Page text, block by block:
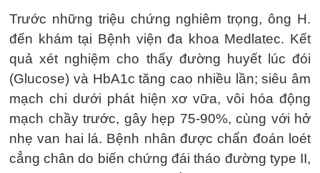
Trước những triệu chứng nghiêm trọng, ông H.
đến khám tại Bệnh viện đa khoa Medlatec. Kết
quả xét nghiệm cho thấy đường huyết lúc đói
(Glucose) và HbA1c tăng cao nhiều lần; siêu âm
mạch chi dưới phát hiện xơ vữa, vôi hóa động
mạch chầy trước, gây hẹp 75-90%, cùng với hở
nhẹ van hai lá. Bệnh nhân được chẩn đoán loét
cẳng chân do biến chứng đái tháo đường type II,